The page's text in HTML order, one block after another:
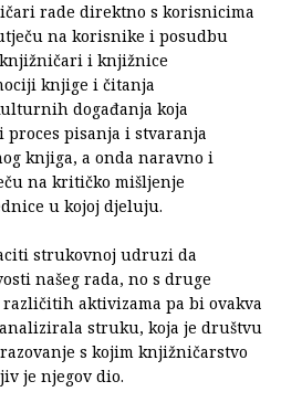
rade direktno s korisnicima
na korisnike i posudbu
i knjižnice
knjige i čitanja
događanja koja
pisanja i stvaranja
knjiga, a onda naravno i
na kritičko mišljenje
u kojoj djeluju.
strukovnoj udruzi da
našeg rada, no s druge
aktivizama pa bi ovakva
struku, koja je društvu
s kojim knjižničarstvo
je njegov dio.